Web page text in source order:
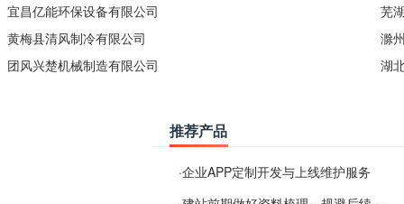
宜昌亿能环保设备有限公司
黄梅县清风制冷有限公司
团风兴楚机械制造有限公司
芜
滁
湖
推荐产品
·企业APP定制开发与上线维护服务